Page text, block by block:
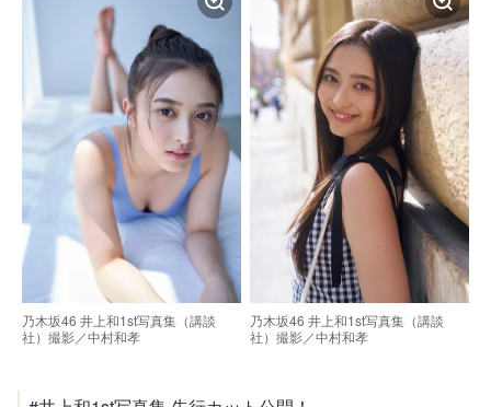
乃木坂46 井上和1st写真集（講談
社）撮影／中村和孝
乃木坂46 井上和1st写真集（講談
社）撮影／中村和孝